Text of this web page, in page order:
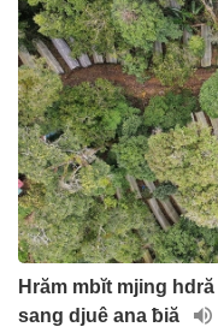
Hrăm mbĭt mjing
sang djuê ana ƀiă